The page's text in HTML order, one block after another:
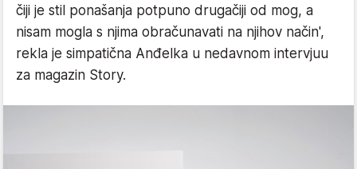
čiji je stil ponašanja potpuno drugačiji od mog, a
nisam mogla s njima obračunavati na njihov način',
rekla je simpatična Anđelka u nedavnom intervjuu
za magazin Story.